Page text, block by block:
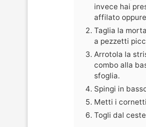
invece hai
affilato
Taglia la
a pezzetti
Arrotola la
combo alla
sfoglia.
Spingi in
Metti i
Togli dal